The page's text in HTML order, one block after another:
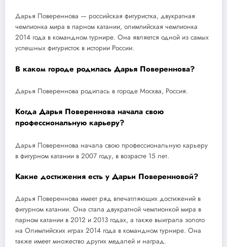
Дарья Повереннова — российская фигуристка, двукратная
чемпионка мира в парном катании, олимпийская чемпионка
2014 года в командном турнире. Она является одной из самых
успешных фигуристок в истории России.
В каком городе родилась Дарья Повереннова?
Дарья Повереннова родилась в городе Москва, Россия.
Когда Дарья Повереннова начала свою
профессиональную карьеру?
Дарья Повереннова начала свою профессиональную карьеру
в фигурном катании в 2007 году, в возрасте 15 лет.
Какие достижения есть у Дарьи Поверенновой?
Дарья Повереннова имеет ряд впечатляющих достижений в
фигурном катании. Она стала двукратной чемпионкой мира в
парном катании в 2012 и 2013 годах, а также выиграла золото
на Олимпийских играх 2014 года в командном турнире. Она
также имеет множество других медалей и наград.